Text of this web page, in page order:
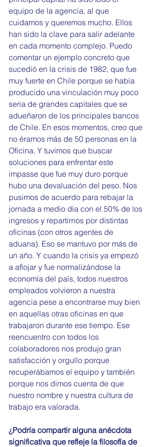
equipo de la agencia, al que
cuidamos y queremos mucho. Ellos
han sido la clave para salir adelante
en cada momento complejo. Puedo
comentar un ejemplo concreto que
sucedió en la crisis de 1982, que fue
muy fuerte en Chile porque se había
producido una vinculación muy poco
seria de grandes capitales que se
adueñaron de los principales bancos
de Chile. En esos momentos, creo que
no éramos más de 50 personas en la
Oficina. Y tuvimos que buscar
soluciones para enfrentar este
impasse que fue muy duro porque
hubo una devaluación del peso. Nos
pusimos de acuerdo para rebajar la
jornada a medio día con el 50% de los
ingresos y repartirnos por distintas
oficinas (con otros agentes de
aduana). Eso se mantuvo por más de
un año. Y cuando la crisis ya empezó
a aflojar y fue normalizándose la
economía del país, todos nuestros
empleados volvieron a nuestra
agencia pese a encontrarse muy bien
en aquellas otras oficinas en que
trabajaron durante ese tiempo. Ese
reencuentro con todos los
colaboradores nos produjo gran
satisfacción y orgullo porque
recuperábamos el equipo y también
porque nos dimos cuenta de que
nuestro nombre y nuestra cultura de
trabajo era valorada.
¿Podría compartir alguna anécdota
significativa que refleje la filosofía de